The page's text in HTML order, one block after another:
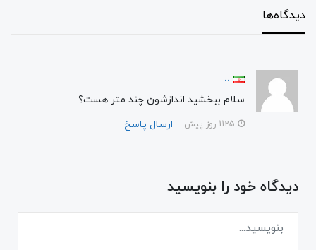
دیدگاه‌ها
..
سلام ببخشید اندازشون چند متر هست؟
ارسال پاسخ
دیدگاه خود را بنویسید